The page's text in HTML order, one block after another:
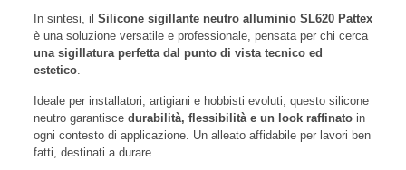
In sintesi, il Silicone sigillante neutro alluminio SL620 Pattex
è una soluzione versatile e professionale, pensata per chi cerca
una sigillatura perfetta dal punto di vista tecnico ed
estetico.
Ideale per installatori, artigiani e hobbisti evoluti, questo silicone
neutro garantisce durabilità, flessibilità e un look raffinatoin
ogni contesto di applicazione. Un alleato affidabile per lavori ben
fatti, destinati a durare.